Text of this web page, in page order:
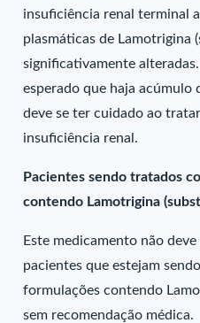
insuficiência renal terminal
plasmáticas de Lamotrigina
significativamente
esperado que haja
deve se ter cuidado ao
insuficiência renal.
Pacientes sendo tratados
contendo Lamotrigina
Este medicamento não
pacientes que estejam
formulações contendo
sem recomendação médica.